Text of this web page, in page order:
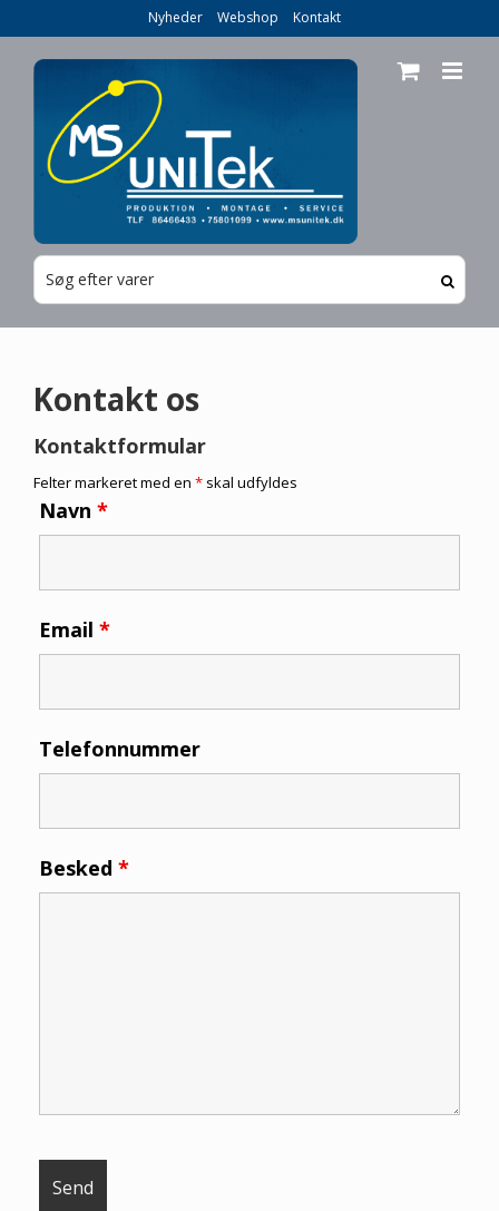
Nyheder Webshop Kontakt
Kontakt os
Kontaktformular
Felter markeret med en * skal udfyldes
Navn *
Email *
Telefonnummer
Besked *